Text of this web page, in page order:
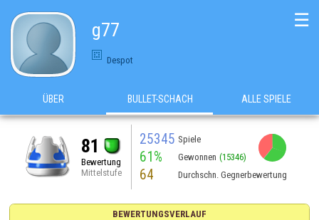
g77
Despot
☰
ÜBER BULLET-SCHACH ALLE SPIELE
81
Bewertung
Mittelstufe
25345 Spiele
61% Gewonnen (15346)
64 Durchschn. Gegnerbewertung
BEWERTUNGSVERLAUF